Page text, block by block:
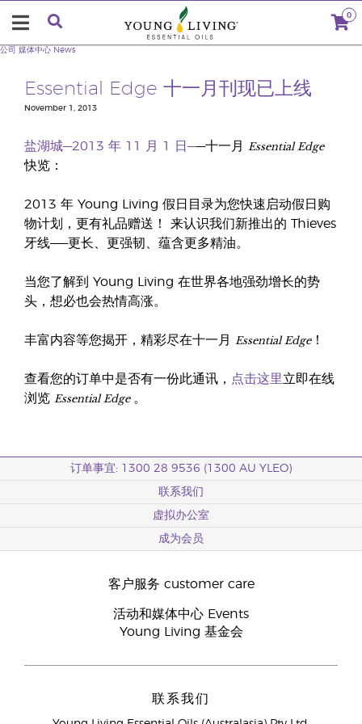
0
公司 媒体中心 News
Essential Edge 十一月刊现已上线
November 1, 2013
盐湖城—2013 年 11 月 1 日——十一月 Essential Edge
快览：
2013 年 Young Living 假日目录为您快速启动假日购
物计划，更有礼品赠送！ 来认识我们新推出的 Thieves
牙线——更长、更强韧、蕴含更多精油。
当您了解到 Young Living 在世界各地强劲增长的势
头，想必也会热情高涨。
丰富内容等您揭开，精彩尽在十一月 Essential Edge！
查看您的订单中是否有一份此通讯， 点击这里立即在线
浏览 Essential Edge 。
订单事宜: 1300 28 9536 (1300 AU YLEO)
联系我们
虚拟办公室
成为会员
客户服务 customer care
活动和媒体中心 Events
Young Living 基金会
联系我们